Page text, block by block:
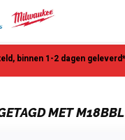
binnen 1-2 dagen geleverd*
MET M18BBL